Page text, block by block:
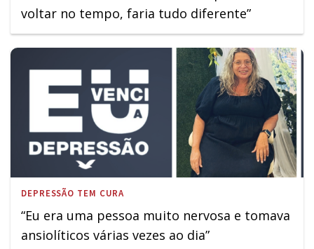
voltar no tempo, faria tudo diferente”
DEPRESSÃO TEM CURA
“Eu era uma pessoa muito nervosa e tomava
ansiolíticos várias vezes ao dia”